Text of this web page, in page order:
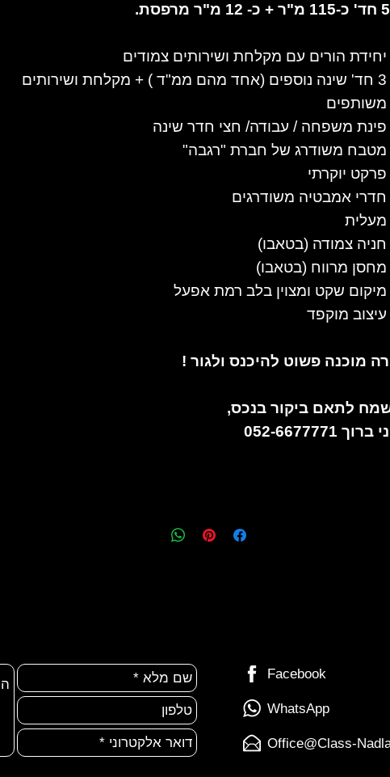
מרפסת.
יחידת הורים עם מקלחת ושירותים צמודים
3 חד' שינה נוספים (אחד מהם ממ"ד ) + מקלחת ושירותים
משותפים
פינת משפחה / עבודה/ חצי חדר שינה
מטבח משודרג של חברת "רגבה"
פרקט יוקרתי
חדרי אמבטיה משודרגים
מעלית
חניה צמודה (בטאבו)
מחסן מרווח (בטאבו)
מיקום שקט ומצוין בלב רמת אפעל
עיצוב מוקפד
מוכנה פשוט להיכנס ולגור !
לתאם ביקור בנכס,
052-6677771
&#8203; Facebook
WhatsApp
Office@Class-